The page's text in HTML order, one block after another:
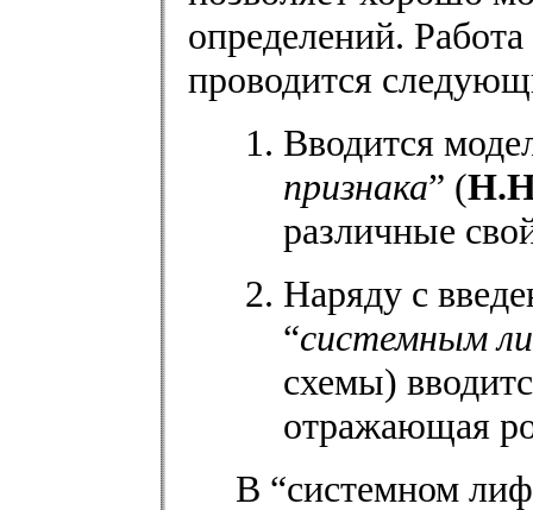
определений.
проводится
Вводится
признака” (
различные
Наряду с
“системным
схемы)
отражающая
В “системном